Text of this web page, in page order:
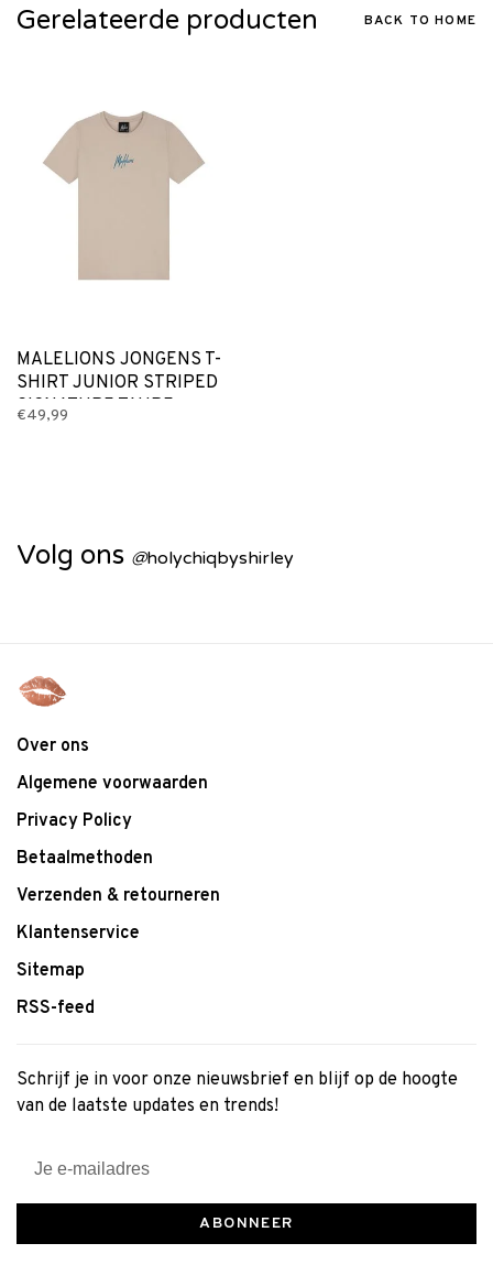
Gerelateerde producten BACK TO HOME
MALELIONS JONGENS T-
SHIRT JUNIOR STRIPED
SIGNATURE TAUPE
€49,99
Volg ons @holychiqbyshirley
Over ons
Algemene voorwaarden
Privacy Policy
Betaalmethoden
Verzenden & retourneren
Klantenservice
Sitemap
RSS-feed
Schrijf je in voor onze nieuwsbrief en blijf op de hoogte
van de laatste updates en trends!
ABONNEER